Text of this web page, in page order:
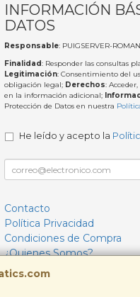
INFORMACIÓN
DATOS
Responsable: PUIGSERVER-
Finalidad: Responder las consultas
Legitimación: Consentimiento del
obligación legal; Derechos:
en la información adicional;
Protección de Datos en nuestra
He leído y acepto la
Contacto
Política Privacidad
Condiciones de Compra
¿Quienes Somos?